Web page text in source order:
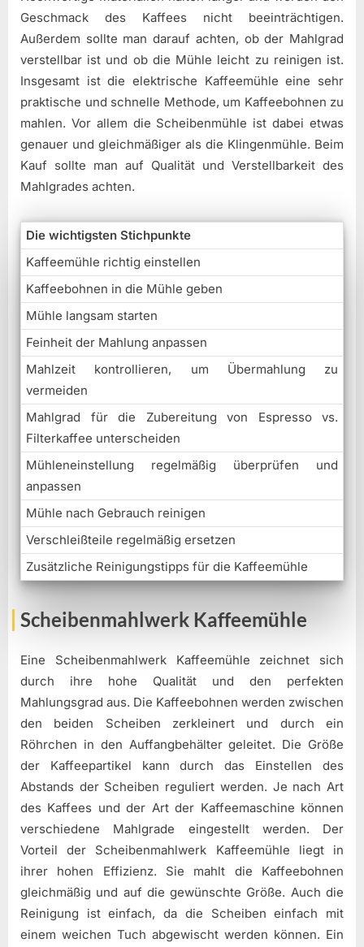
Geschmack des Kaffees nicht beeinträchtigen.
Außerdem sollte man darauf achten, ob der Mahlgrad
verstellbar ist und ob die Mühle leicht zu reinigen ist.
Insgesamt ist die elektrische Kaffeemühle eine sehr
praktische und schnelle Methode, um Kaffeebohnen zu
mahlen. Vor allem die Scheibenmühle ist dabei etwas
genauer und gleichmäßiger als die Klingenmühle. Beim
Kauf sollte man auf Qualität und Verstellbarkeit des
Mahlgrades achten.
Die wichtigsten Stichpunkte
Kaffeemühle richtig einstellen
Kaffeebohnen in die Mühle geben
Mühle langsam starten
Feinheit der Mahlung anpassen
Mahlzeit kontrollieren, um Übermahlung zu
vermeiden
Mahlgrad für die Zubereitung von Espresso vs.
Filterkaffee unterscheiden
Mühleneinstellung regelmäßig überprüfen und
anpassen
Mühle nach Gebrauch reinigen
Verschleißteile regelmäßig ersetzen
Zusätzliche Reinigungstipps für die Kaffeemühle
Scheibenmahlwerk Kaffeemühle
Eine Scheibenmahlwerk Kaffeemühle zeichnet sich
durch ihre hohe Qualität und den perfekten
Mahlungsgrad aus. Die Kaffeebohnen werden zwischen
den beiden Scheiben zerkleinert und durch ein
Röhrchen in den Auffangbehälter geleitet. Die Größe
der Kaffeepartikel kann durch das Einstellen des
Abstands der Scheiben reguliert werden. Je nach Art
des Kaffees und der Art der Kaffeemaschine können
verschiedene Mahlgrade eingestellt werden. Der
Vorteil der Scheibenmahlwerk Kaffeemühle liegt in
ihrer hohen Effizienz. Sie mahlt die Kaffeebohnen
gleichmäßig und auf die gewünschte Größe. Auch die
Reinigung ist einfach, da die Scheiben einfach mit
einem weichen Tuch abgewischt werden können. Ein